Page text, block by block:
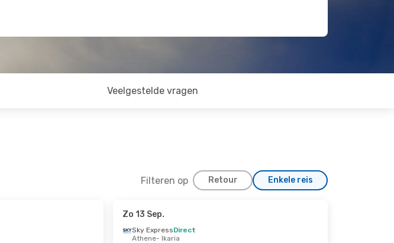
Veelgestelde vragen
Filteren op Retour Enkele reis
Zo 13 Sep.
Sky ExpressDirect
Athene- Ikaria